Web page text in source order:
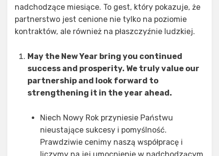
nadchodzące miesiące. To gest, który pokazuje, że
partnerstwo jest cenione nie tylko na poziomie
kontraktów, ale również na płaszczyźnie ludzkiej.
May the New Year bring you continued
success and prosperity. We truly value our
partnership and look forward to
strengthening it in the year ahead.
Niech Nowy Rok przyniesie Państwu
nieustające sukcesy i pomyślność.
Prawdziwie cenimy naszą współpracę i